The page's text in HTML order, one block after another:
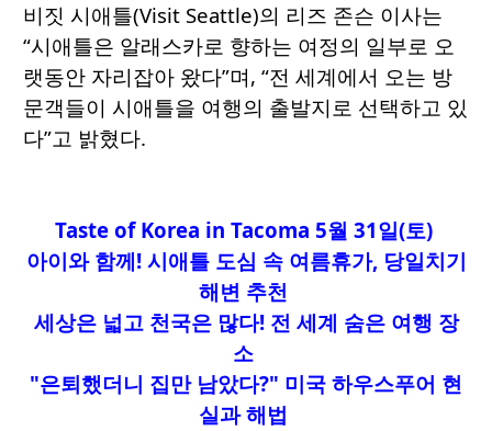
비짓 시애틀(Visit Seattle)의 리즈 존슨 이사는
“시애틀은 알래스카로 향하는 여정의 일부로 오
랫동안 자리잡아 왔다”며, “전 세계에서 오는 방
문객들이 시애틀을 여행의 출발지로 선택하고 있
다”고 밝혔다.
Taste of Korea in Tacoma 5월 31일(토)
아이와 함께! 시애틀 도심 속 여름휴가, 당일치기
해변 추천
세상은 넓고 천국은 많다! 전 세계 숨은 여행 장
소
"은퇴했더니 집만 남았다?" 미국 하우스푸어 현
실과 해법